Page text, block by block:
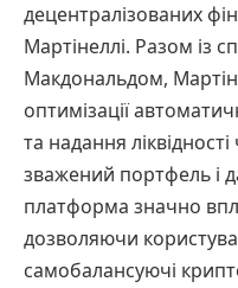
децентралізованих
Мартінеллі. Разом із
Макдональдом,
оптимізації
та надання
зважений портфель і
платформа значно
дозволяючи
самобалансуючі